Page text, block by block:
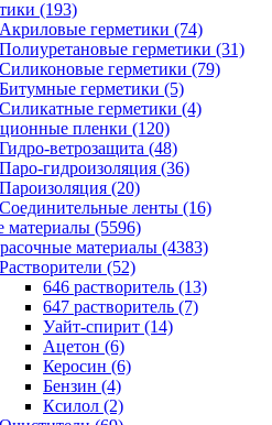
(193)
Акриловые герметики (74)
Полиуретановые герметики (31)
Силиконовые герметики (79)
Битумные герметики (5)
Силикатные герметики (4)
пленки (120)
Гидро-ветрозащита (48)
Паро-гидроизоляция (36)
Пароизоляция (20)
Соединительные ленты (16)
материалы (5596)
материалы (4383)
Растворители (52)
646 растворитель (13)
647 растворитель (7)
Уайт-спирит (14)
Ацетон (6)
Керосин (6)
Бензин (4)
Ксилол (2)